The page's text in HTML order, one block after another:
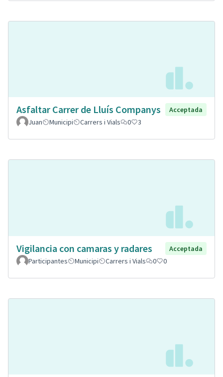
Asfaltar Carrer de Lluís Companys
Acceptada
Juan
Municipi Carrers i Vials 0 3
Vigilancia con camaras y radares
Acceptada
Participantes
Municipi Carrers i Vials 0 0